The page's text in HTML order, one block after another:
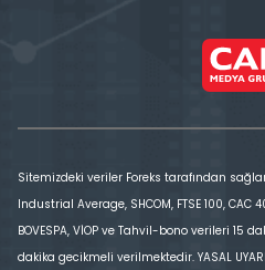
Sitemizdeki veriler Foreks tarafından
Industrial Average, SHCOM, FTSE 100, CAC
BOVESPA, VİOP ve Tahvil-bono verileri 15
dakika gecikmeli verilmektedir. YASAL